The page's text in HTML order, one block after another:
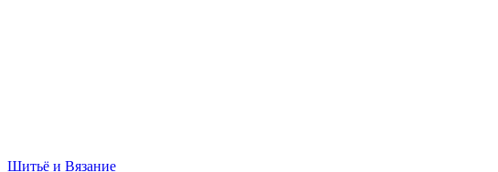
Шитьё и Вязание